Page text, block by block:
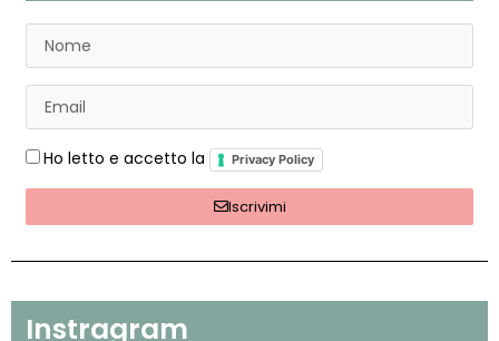
Ho letto e accetto la Privacy Policy
Iscrivimi
Instragram